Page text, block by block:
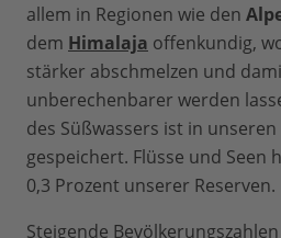
allem in Regionen wie den
dem Himalaja offenkundig,
stärker abschmelzen und
unberechenbarer werden
des Süßwassers ist in
gespeichert. Flüsse und Seen
0,3 Prozent unserer Reserven.
Steigende